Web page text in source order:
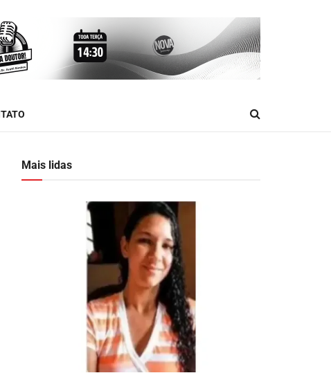
Mais lidas